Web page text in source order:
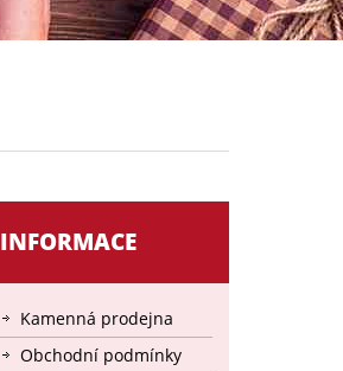
INFORMACE
Kamenná prodejna
Obchodní podmínky